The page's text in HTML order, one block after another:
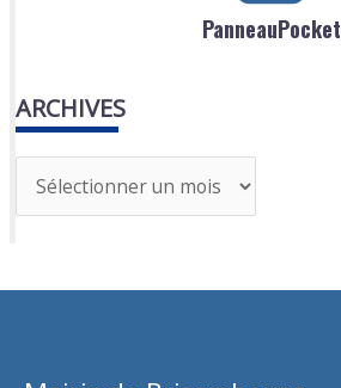
PanneauPocket
ARCHIVES
r
h